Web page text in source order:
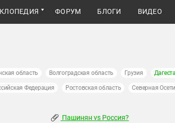
ФОРУМ БЛОГИ ВИДЕО
область Волгоградская область Грузия
Федерация Ростовская область Северная
Пашинян vs Россия?